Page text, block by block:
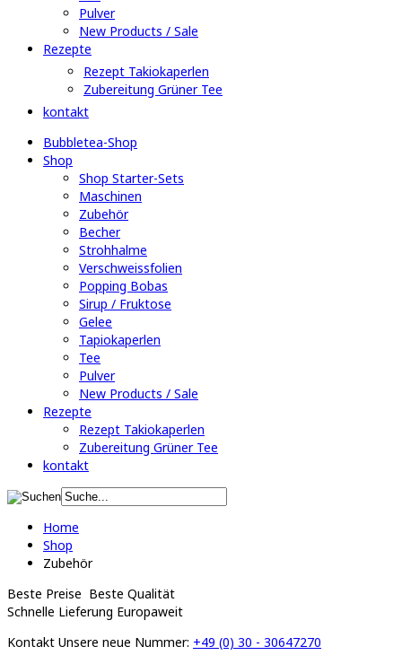
Pulver
New Products / Sale
Rezepte
Rezept Takiokaperlen
Zubereitung Grüner Tee
kontakt
Bubbletea-Shop
Shop
Shop Starter-Sets
Maschinen
Zubehör
Becher
Strohhalme
Verschweissfolien
Popping Bobas
Sirup / Fruktose
Gelee
Tapiokaperlen
Tee
Pulver
New Products / Sale
Rezepte
Rezept Takiokaperlen
Zubereitung Grüner Tee
kontakt
Home
Shop
Zubehör
Beste Preise Beste Qualität
Schnelle Lieferung Europaweit
Kontakt Unsere neue Nummer: +49 (0) 30 - 30647270